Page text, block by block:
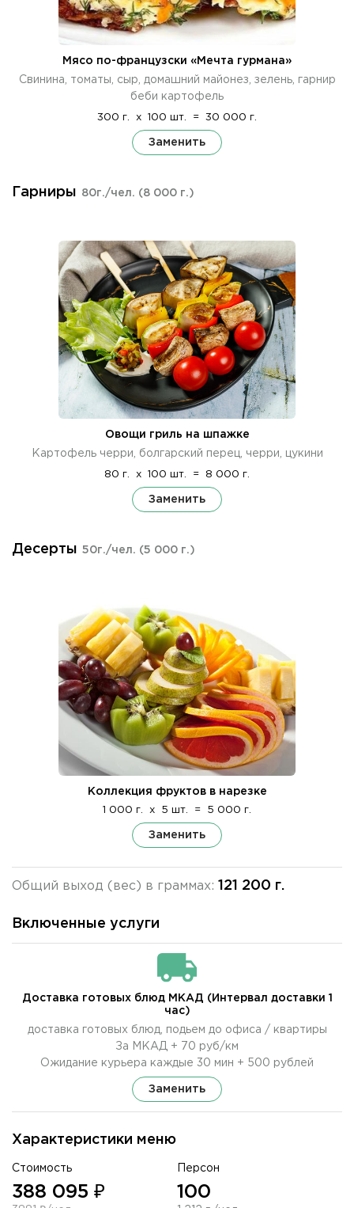
Характеристики меню
Стоимость
388 095 ₽
Персон
100
Мясо по-французски «Мечта гурмана»
Свинина, томаты, сыр, домашний майонез, зелень, гарнир
беби картофель
300 г. x 100 шт. = 30 000 г.
Заменить
Гарниры 80г./чел. (8 000 г.)
Овощи гриль на шпажке
Картофель черри, болгарский перец, черри, цукини
80 г. x 100 шт. = 8 000 г.
Заменить
Десерты 50г./чел. (5 000 г.)
Коллекция фруктов в нарезке
1 000 г. x 5 шт. = 5 000 г.
Заменить
Общий выход (вес) в граммах: 121 200 г.
Включенные услуги
Доставка готовых блюд МКАД (Интервал доставки 1
час)
доставка готовых блюд, подьем до офиса / квартиры
За МКАД + 70 руб/км
Ожидание курьера каждые 30 мин + 500 рублей
Заменить